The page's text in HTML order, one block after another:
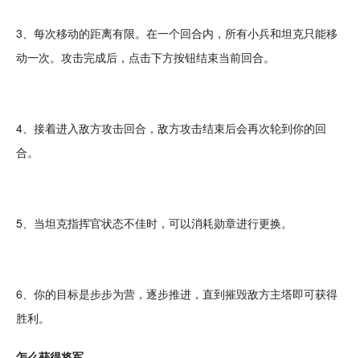
3、每次移动的距离有限。在一个回合内，所有小兵和坦克只能移
动一次。攻击完成后，点击下方按钮结束当前回合。
4、接着进入敌方攻击回合，敌方攻击结束后会再次轮到你的回
合。
5、当坦克指挥官状态不佳时，可以消耗勋章进行更换。
6、你的目标是步步为营，逐步推进，直到摧毁敌方主塔即可获得
胜利。